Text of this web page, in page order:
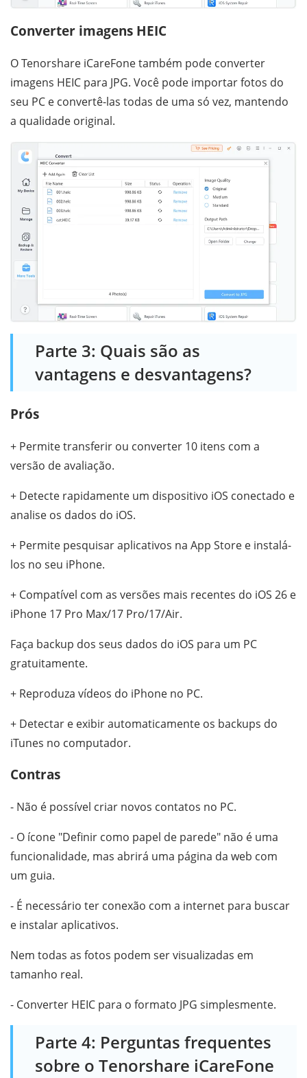
Converter imagens HEIC
O Tenorshare iCareFone também pode converter
imagens HEIC para JPG. Você pode importar fotos do
seu PC e convertê-las todas de uma só vez, mantendo
a qualidade original.
Parte 3: Quais são as
vantagens e desvantagens?
Prós
+ Permite transferir ou converter 10 itens com a
versão de avaliação.
+ Detecte rapidamente um dispositivo iOS conectado e
analise os dados do iOS.
+ Permite pesquisar aplicativos na App Store e instalá-
los no seu iPhone.
+ Compatível com as versões mais recentes do iOS 26 e
iPhone 17 Pro Max/17 Pro/17/Air.
Faça backup dos seus dados do iOS para um PC
gratuitamente.
+ Reproduza vídeos do iPhone no PC.
+ Detectar e exibir automaticamente os backups do
iTunes no computador.
Contras
- Não é possível criar novos contatos no PC.
- O ícone "Definir como papel de parede" não é uma
funcionalidade, mas abrirá uma página da web com
um guia.
- É necessário ter conexão com a internet para buscar
e instalar aplicativos.
Nem todas as fotos podem ser visualizadas em
tamanho real.
- Converter HEIC para o formato JPG simplesmente.
Parte 4: Perguntas frequentes
sobre o Tenorshare iCareFone